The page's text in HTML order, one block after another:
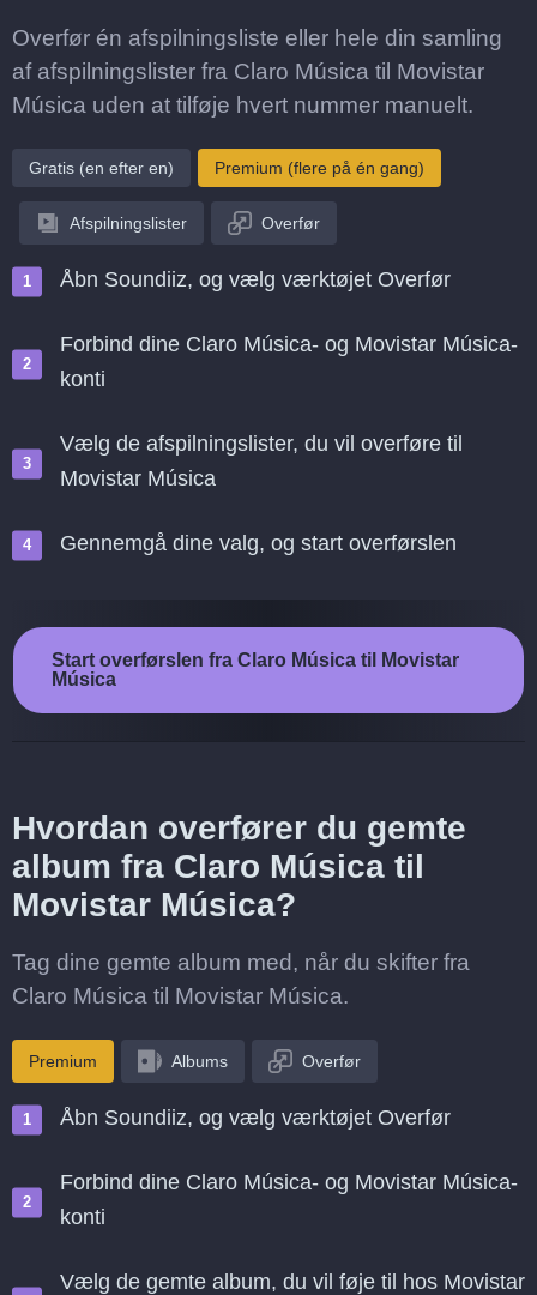
Overfør én afspilningsliste eller hele din samling
af afspilningslister fra Claro Música til Movistar
Música uden at tilføje hvert nummer manuelt.
Gratis (en efter en) Premium (flere på én gang)
Afspilningslister Overfør
Åbn Soundiiz, og vælg værktøjet Overfør
Forbind dine Claro Música- og Movistar Música-
konti
Vælg de afspilningslister, du vil overføre til
Movistar Música
Gennemgå dine valg, og start overførslen
Start overførslen fra Claro Música til Movistar
Música
Hvordan overfører du gemte
album fra Claro Música til
Movistar Música?
Tag dine gemte album med, når du skifter fra
Claro Música til Movistar Música.
Premium Albums Overfør
Åbn Soundiiz, og vælg værktøjet Overfør
Forbind dine Claro Música- og Movistar Música-
konti
Vælg de gemte album, du vil føje til hos Movistar